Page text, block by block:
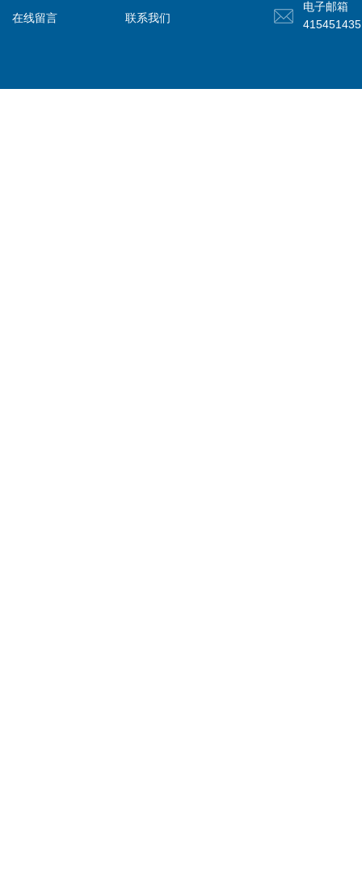
在线留言 联系我们
电子邮箱